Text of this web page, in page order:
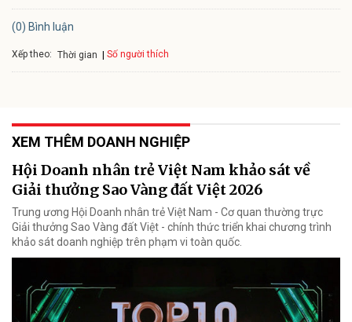
(0) Bình luận
Xếp theo: Thời gian Số người thích
XEM THÊM DOANH NGHIỆP
Hội Doanh nhân trẻ Việt Nam khảo sát về
Giải thưởng Sao Vàng đất Việt 2026
Trung ương Hội Doanh nhân trẻ Việt Nam - Cơ quan thường trực
Giải thưởng Sao Vàng đất Việt - chính thức triển khai chương trình
khảo sát doanh nghiệp trên phạm vi toàn quốc.